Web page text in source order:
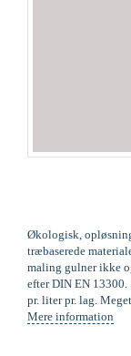
Økologisk,
træbaserede
maling gulner ikke
efter DIN EN
pr. liter pr. lag.
Mere information